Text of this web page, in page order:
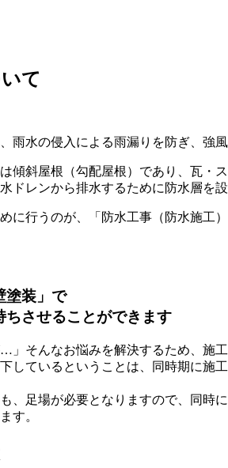
て
雨水の侵入による雨漏りを防ぎ、強
傾斜屋根（勾配屋根）であり、瓦・
ドレンから排水するために防水層を
に行うのが、「防水工事（防水施工
塗装」で
ちさせることができます
…」そんなお悩みを解決するため、施
しているということは、同時期に施
、足場が必要となりますので、同時
す。